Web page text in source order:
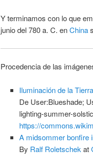
Y terminamos con lo que
junio del 780 a. C. enChina
Procedencia de las
Iluminación de la
De User:Blueshade;
lighting-summer-
https://
A midsommer bonfire
By Ralf Roletschekat